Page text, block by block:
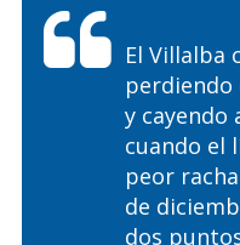
El Villalba
y cayendo
cuando el
peor
de
dos